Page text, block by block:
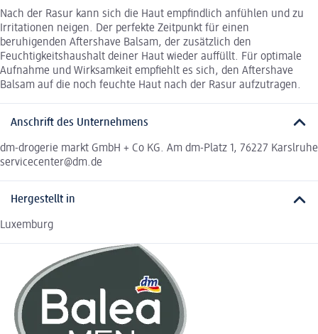
Nach der Rasur kann sich die Haut empfindlich anfühlen und zu
Irritationen neigen. Der perfekte Zeitpunkt für einen
beruhigenden Aftershave Balsam, der zusätzlich den
Feuchtigkeitshaushalt deiner Haut wieder auffüllt. Für optimale
Aufnahme und Wirksamkeit empfiehlt es sich, den Aftershave
Balsam auf die noch feuchte Haut nach der Rasur aufzutragen.
Anschrift des Unternehmens
dm-drogerie markt GmbH + Co KG. Am dm-Platz 1, 76227 Karslruhe
servicecenter@dm.de
Hergestellt in
Luxemburg